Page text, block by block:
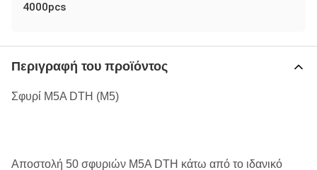
4000pcs
Περιγραφή του προϊόντος
Σφυρί M5A DTH (M5)
Αποστολή 50 σφυριών M5A DTH κάτω από το ιδανικό